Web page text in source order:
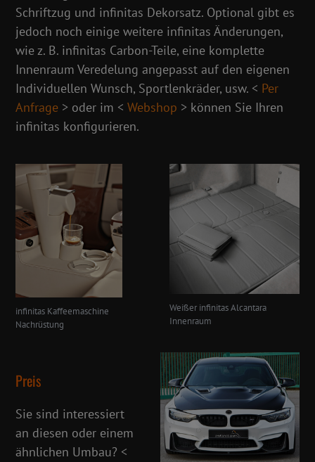
Schriftzug und infinitas Dekorsatz. Optional gibt es
jedoch noch einige weitere infinitas Änderungen,
wie z. B. infinitas Carbon-Teile, eine komplette
Innenraum Veredelung angepasst auf den eigenen
Individuellen Wunsch, Sportlenkräder, usw. < Per
Anfrage > oder im <Webshop > können Sie Ihren
infinitas konfigurieren.
infinitas Kaffeemaschine
Nachrüstung
Weißer infinitas Alcantara
Innenraum
Preis
Sie sind interessiert
an diesen oder einem
ähnlichen Umbau? <